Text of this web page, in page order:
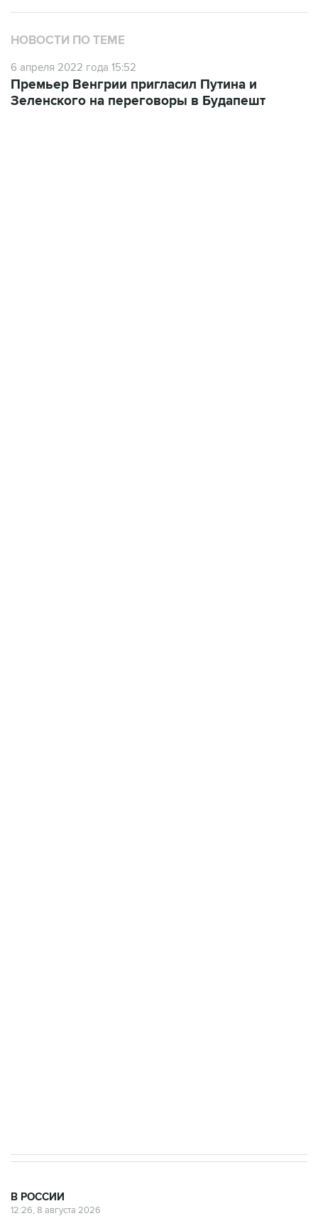
НОВОСТИ ПО ТЕМЕ
6 апреля 2022 года 15:52
Премьер Венгрии пригласил Путина и
Зеленского на переговоры в Будапешт
В РОССИИ
12:26, 8 августа 2026